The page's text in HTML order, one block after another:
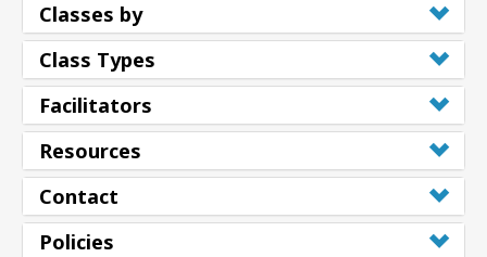
Classes by
Class Types
Facilitators
Resources
Contact
Policies